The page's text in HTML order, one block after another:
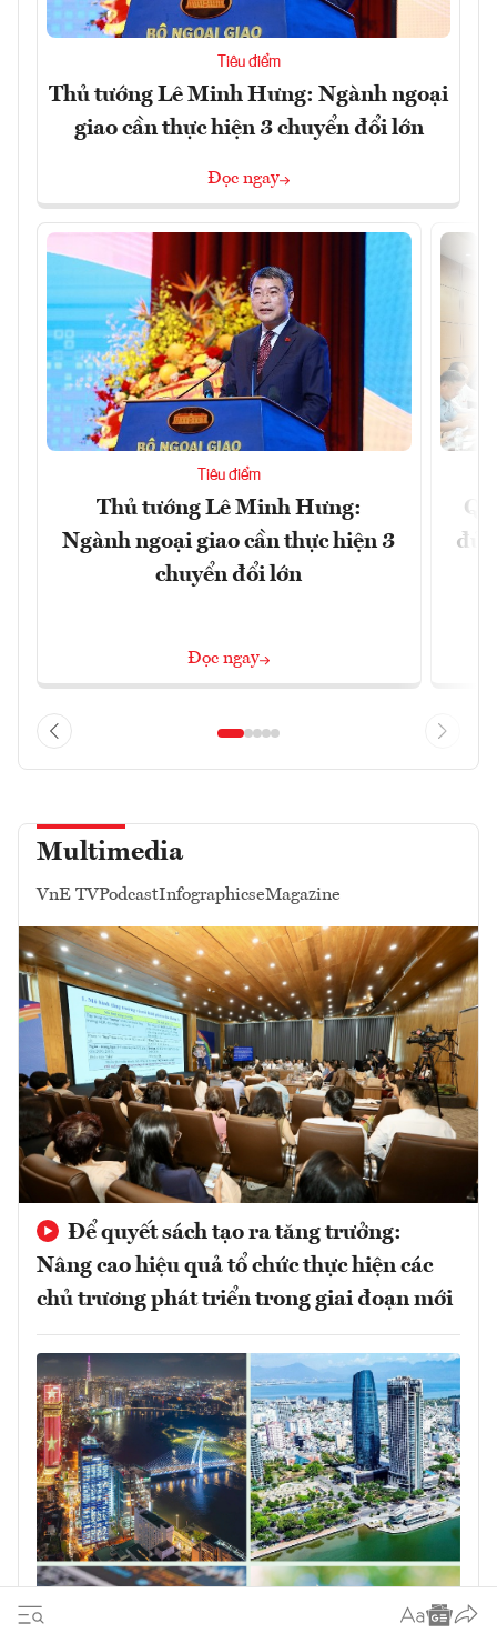
Tiêu điểm
Thủ tướng Lê Minh Hưng: Ngành ngoại
giao cần thực hiện 3 chuyển đổi lớn
Đọc ngay
Tiêu điểm
Thủ tướng Lê Minh Hưng:
Ngành ngoại giao cần thực hiện 3
chuyển đổi lớn
Đọc ngay
đủ
Multimedia
VnE TVPodcastInfographicseMagazine
Để quyết sách tạo ra tăng trưởng:
Nâng cao hiệu quả tổ chức thực hiện các
chủ trương phát triển trong giai đoạn mới